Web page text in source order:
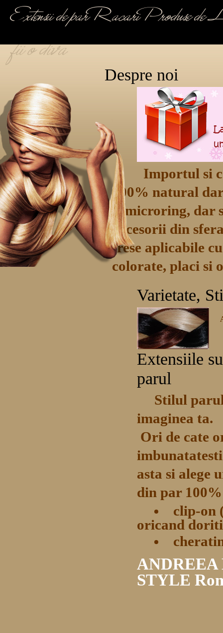
Extensii de par Racari Produse de
fii o diva
Despre noi
Importul si
100% natural
si microring, dar
accesorii din
trese aplicabile
colorate, placi si
Varietate,
Extensiile
parul
Stilul
imaginea ta.
Ori de cate
asta si alege
din par
clip-on
oricand
ANDREEA
STYLE